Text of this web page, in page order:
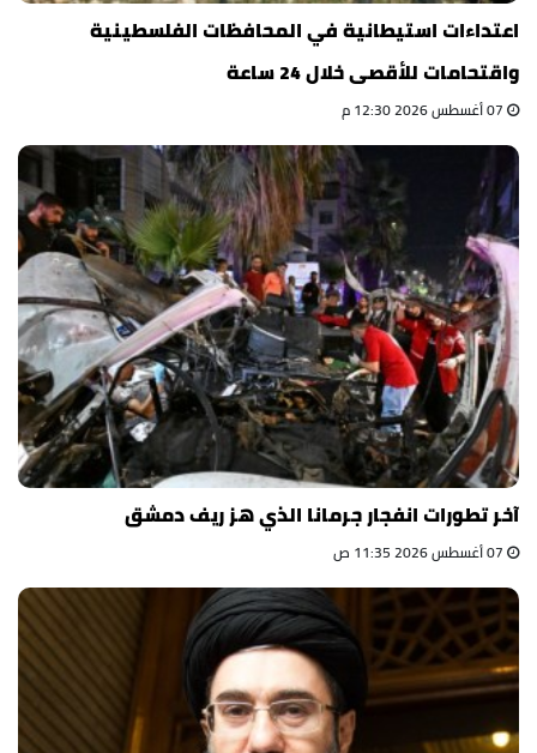
اعتداءات استيطانية في المحافظات الفلسطينية
واقتحامات للأقصى خلال 24 ساعة
آخر تطورات انفجار جرمانا الذي هز ريف دمشق